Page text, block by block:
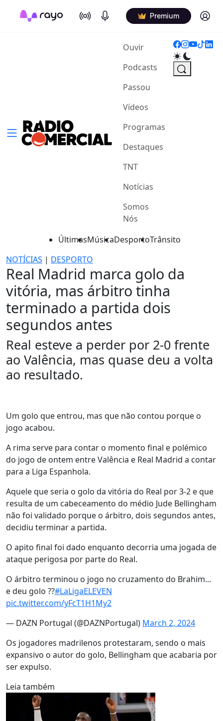
On Air Podcasts Premium Log in
Ouvir(current)
Podcasts
Passou
Vídeos
Programas
Destaques
TNT
Notícias
Somos
Nós
ÚltimasMúsicaDesportoTrânsito
NOTÍCIAS | DESPORTO
Real Madrid marca golo da
vitória, mas árbitro tinha
terminado a partida dois
segundos antes
Real esteve a perder por 2-0 frente
ao Valência, mas quase deu a volta
ao resultado.
Um golo que entrou, mas que não contou porque o
jogo acabou.
A rima serve para contar o momento final e polémico
do jogo de ontem entre Valência e Real Madrid a contar
para a Liga Espanhola.
Aquele que seria o golo da vitória do Real por 3-2 e que
resulta de um cabeceamento do médio Jude Bellingham
não foi validado porque o árbitro, dois segundos antes,
decidiu terminar a partida.
O apito final foi dado enquanto decorria uma jogada de
ataque perigosa por parte do Real.
O árbitro terminou o jogo no cruzamento do Brahim...
e deu golo ??#LaLigaELEVEN
pic.twitter.com/yFcT1H1My2
— DAZN Portugal (@DAZNPortugal) March 2, 2024
Os jogadores madrilenos protestaram, sendo o mais
expansivo o autor do golo, Bellingham que acabaria por
ser expulso.
Leia também